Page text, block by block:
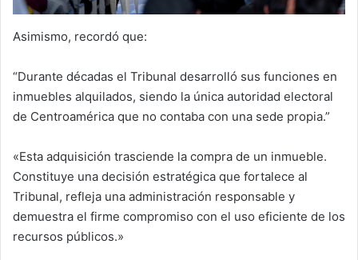
Asimismo, recordó que:
“Durante décadas el Tribunal desarrolló sus funciones en
inmuebles alquilados, siendo la única autoridad electoral
de Centroamérica que no contaba con una sede propia.”
«Esta adquisición trasciende la compra de un inmueble.
Constituye una decisión estratégica que fortalece al
Tribunal, refleja una administración responsable y
demuestra el firme compromiso con el uso eficiente de los
recursos públicos.»